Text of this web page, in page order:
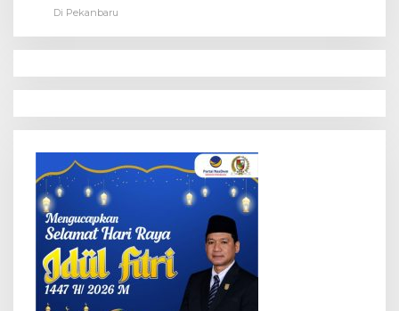
Dibekali Keterampilan Peternakan Ayam Petelur
Di Pekanbaru